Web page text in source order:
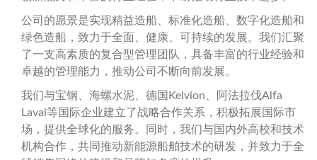
公司的愿景是实现精益造船、标准化造船、数字化造船和
绿色造船，致力于全面、健康、可持续的发展。我们汇聚
了一支高素质的复合型管理团队，具备丰富的行业经验和
卓越的管理能力，推动公司不断向前发展。
我们与宝钢、海螺水泥、德国Kelvion、阿法拉伐Alfa
Laval等国际企业建立了战略合作关系，积极拓展国际市
场，提供全球化的服务。同时，我们与国内外高校和技术
机构合作，共同推动新能源船舶技术的研发，并致力于全